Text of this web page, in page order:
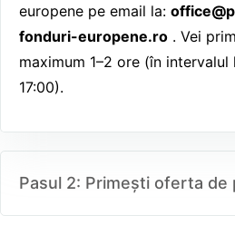
europene pe email la:
fonduri-europene.ro . Vei
maximum 1–2 ore (în intervalul
17:00).
Pasul 2: Primești oferta de